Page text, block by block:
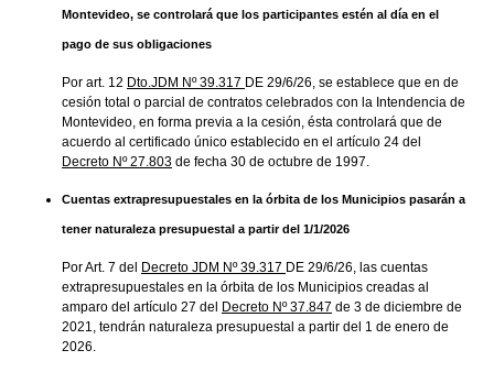
Montevideo, se controlará que los participantes estén al día en el
pago de sus obligaciones
Por art. 12 Dto.JDM Nº 39.317 DE 29/6/26, se establece que en de
cesión total o parcial de contratos celebrados con la Intendencia de
Montevideo, en forma previa a la cesión, ésta controlará que de
acuerdo al certificado único establecido en el artículo 24 del
Decreto Nº 27.803 de fecha 30 de octubre de 1997.
Cuentas extrapresupuestales en la órbita de los Municipios pasarán a
tener naturaleza presupuestal a partir del 1/1/2026
Por Art. 7 del Decreto JDM Nº 39.317 DE 29/6/26, las cuentas
extrapresupuestales en la órbita de los Municipios creadas al
amparo del artículo 27 del
Decreto Nº 37.847 de 3 de diciembre de
2021, tendrán naturaleza presupuestal a partir del 1 de enero de
2026.